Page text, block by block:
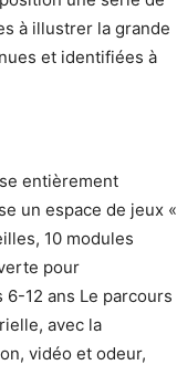
à illustrer la grande
et identifiées à
entièrement
un espace de jeux «
10 modules
pour
12 ans Le parcours
avec la
vidéo et odeur,